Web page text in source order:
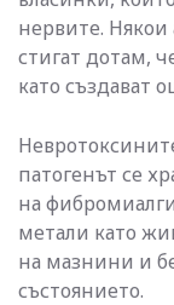
нервите.
стигат дотам,
като създават
патогенът се
на
метали като
на мазнини и
състоянието.